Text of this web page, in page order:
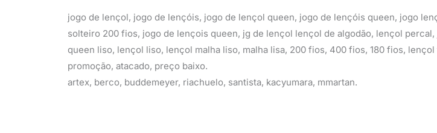
jogo de lençol, jogo de lençóis, jogo de lençol queen, jogo de lençóis queen, jogo
solteiro 200 fios, jogo de lençois queen, jg de lençol lençol de algodão, lençol
queen liso, lençol liso, lençol malha liso, malha lisa, 200 fios, 400 fios, 180 fios,
promoção, atacado, preço baixo.
artex, berco, buddemeyer, riachuelo, santista, kacyumara, mmartan.